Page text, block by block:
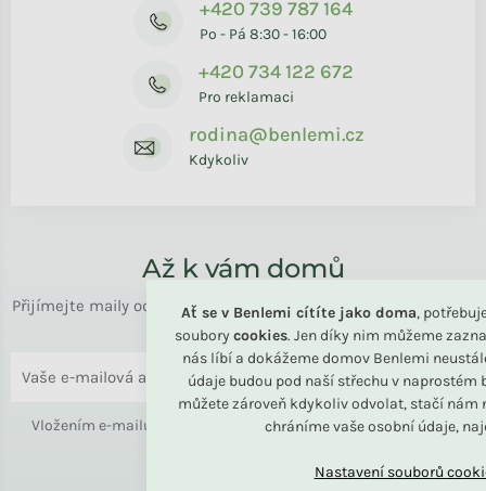
Ať se v Benlemi cítíte jako doma,
soubory cookies. Jen díky nim můžeme
nás líbí a dokážeme domov Benlemi
údaje budou pod naší střechu v naprostém
můžete zároveň kdykoliv odvolat, stačí nám
chráníme vaše osobní údaje,
+420 739 787 164
Po - Pá 8:30 - 16:00
+420 734 122 672
Pro reklamaci
rodina@benlemi.cz
Kdykoliv
Až k vám domů
Přijímejte maily od rodiny BENLEMI. Zasíláme jen užitečné info
o bydlení i slevách.
ODESLAT
Vložením e-mailu souhlasíte s
podmínkami ochrany osobních